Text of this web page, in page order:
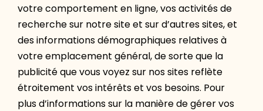
votre comportement en ligne, vos activités de
recherche sur notre site et sur d’autres sites, et
des informations démographiques relatives à
votre emplacement général, de sorte que la
publicité que vous voyez sur nos sites reflète
étroitement vos intérêts et vos besoins. Pour
plus d’informations sur la manière de gérer vos